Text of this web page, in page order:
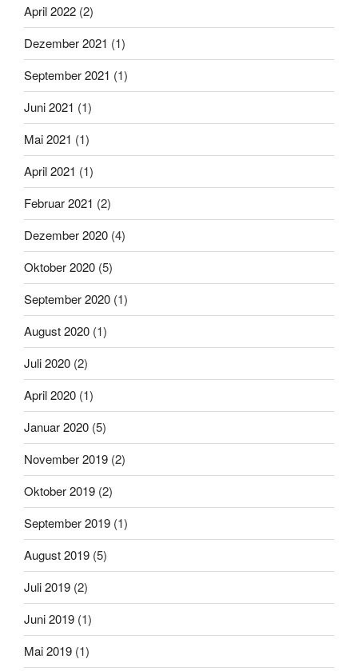
April 2022 (2)
Dezember 2021 (1)
September 2021 (1)
Juni 2021 (1)
Mai 2021 (1)
April 2021 (1)
Februar 2021 (2)
Dezember 2020 (4)
Oktober 2020 (5)
September 2020 (1)
August 2020 (1)
Juli 2020 (2)
April 2020 (1)
Januar 2020 (5)
November 2019 (2)
Oktober 2019 (2)
September 2019 (1)
August 2019 (5)
Juli 2019 (2)
Juni 2019 (1)
Mai 2019 (1)